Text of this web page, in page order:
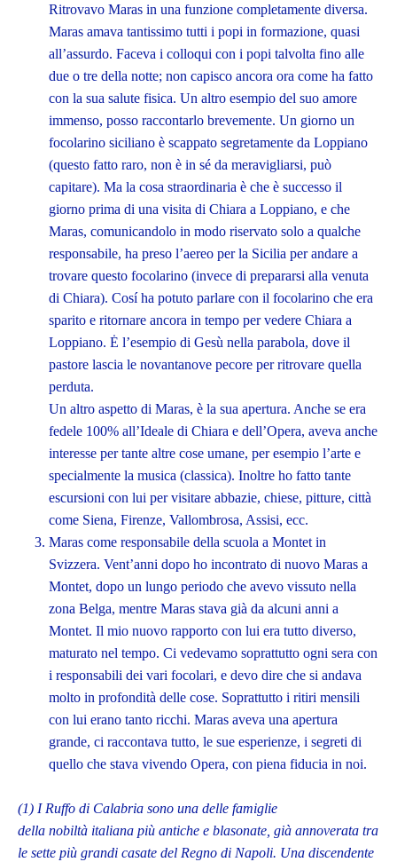
Ritrovavo Maras in una funzione completamente diversa.
Maras amava tantissimo tutti i popi in formazione, quasi
all’assurdo. Faceva i colloqui con i popi talvolta fino alle
due o tre della notte; non capisco ancora ora come ha fatto
con la sua salute fisica. Un altro esempio del suo amore
immenso, posso raccontarlo brevemente. Un giorno un
focolarino siciliano è scappato segretamente da Loppiano
(questo fatto raro, non è in sé da meravigliarsi, può
capitare). Ma la cosa straordinaria è che è successo il
giorno prima di una visita di Chiara a Loppiano, e che
Maras, comunicandolo in modo riservato solo a qualche
responsabile, ha preso l’aereo per la Sicilia per andare a
trovare questo focolarino (invece di prepararsi alla venuta
di Chiara). Cosí ha potuto parlare con il focolarino che era
sparito e ritornare ancora in tempo per vedere Chiara a
Loppiano. Ė l’esempio di Gesù nella parabola, dove il
pastore lascia le novantanove pecore per ritrovare quella
perduta.
Un altro aspetto di Maras, è la sua apertura. Anche se era
fedele 100% all’Ideale di Chiara e dell’Opera, aveva anche
interesse per tante altre cose umane, per esempio l’arte e
specialmente la musica (classica). Inoltre ho fatto tante
escursioni con lui per visitare abbazie, chiese, pitture, città
come Siena, Firenze, Vallombrosa, Assisi, ecc.
Maras come responsabile della scuola a Montet in
Svizzera. Vent’anni dopo ho incontrato di nuovo Maras a
Montet, dopo un lungo periodo che avevo vissuto nella
zona Belga, mentre Maras stava già da alcuni anni a
Montet. Il mio nuovo rapporto con lui era tutto diverso,
maturato nel tempo. Ci vedevamo soprattutto ogni sera con
i responsabili dei vari focolari, e devo dire che si andava
molto in profondità delle cose. Soprattutto i ritiri mensili
con lui erano tanto ricchi. Maras aveva una apertura
grande, ci raccontava tutto, le sue esperienze, i segreti di
quello che stava vivendo Opera, con piena fiducia in noi.
(1) I Ruffo di Calabria sono una delle famiglie
della nobiltà italiana più antiche e blasonate, già annoverata tra
le sette più grandi casate del Regno di Napoli. Una discendente